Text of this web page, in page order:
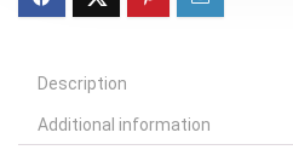
Description
Additional information